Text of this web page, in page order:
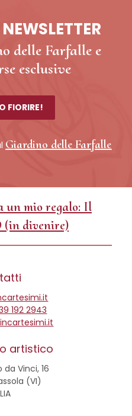
delle Farfalle e
esclusive
FIORIRE!
Giardino delle Farfalle
un mio regalo: Il
(in divenire)
192 2943
artistico
da Vinci, 16
(VI)